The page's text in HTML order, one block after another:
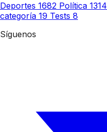
Deportes 1682 Política 1314
categoría 19 Tests 8
Síguenos